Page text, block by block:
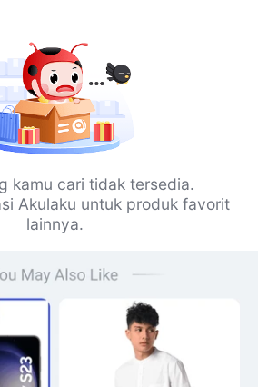
kamu cari tidak tersedia.
Akulaku untuk produk favorit
lainnya.